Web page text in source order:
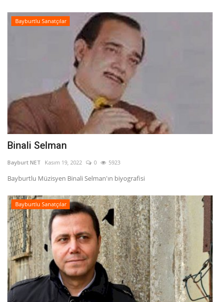
Bayburtlu Sanatçılar
Binali Selman
Bayburt NET Kasım 19, 2022 0 5923
Bayburtlu Müzisyen Binali Selman'ın biyografisi
Bayburtlu Sanatçılar